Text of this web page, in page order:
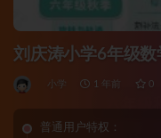
刘庆涛小学6年级
小学 1 年前 0
普通用户特权：